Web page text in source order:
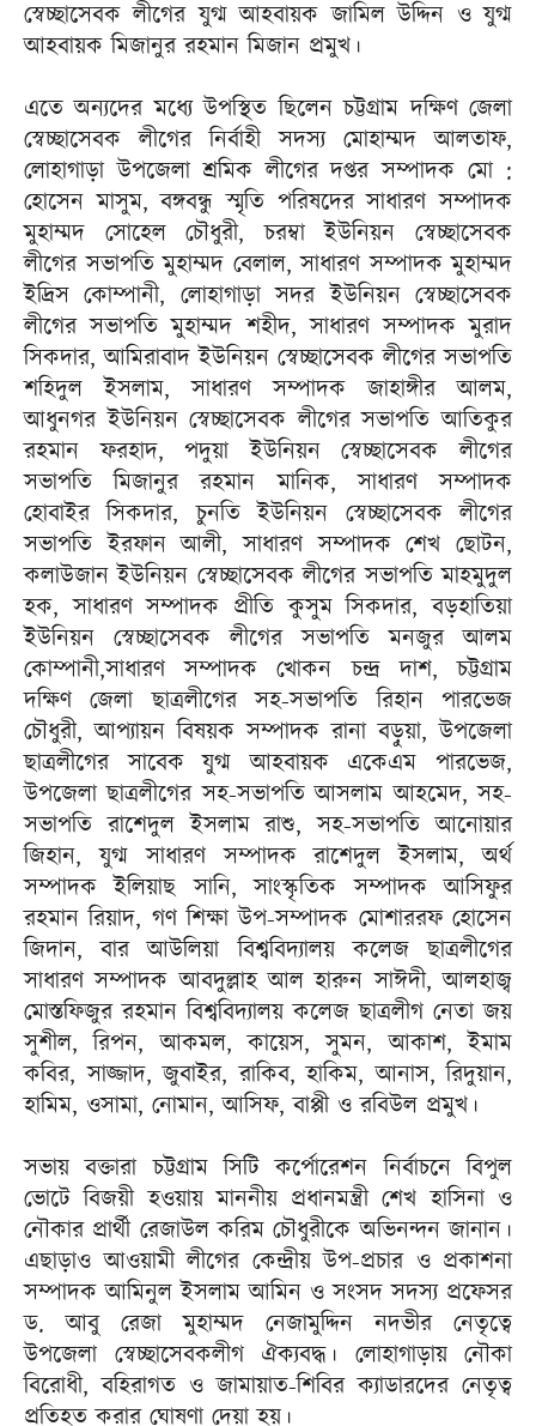
স্বেচ্ছাসেবক লীগের যুগ্ম আহবায়ক জামিল উদ্দিন ও যুগ্ম
আহবায়ক মিজানুর রহমান মিজান প্রমুখ।
এতে অন্যদের মধ্যে উপস্থিত ছিলেন চট্টগ্রাম দক্ষিণ জেলা
স্বেচ্ছাসেবক লীগের নির্বাহী সদস্য মোহাম্মদ আলতাফ,
লোহাগাড়া উপজেলা শ্রমিক লীগের দপ্তর সম্পাদক মো :
হোসেন মাসুম, বঙ্গবন্ধু স্মৃতি পরিষদের সাধারণ সম্পাদক
মুহাম্মদ সোহেল চৌধুরী, চরম্বা ইউনিয়ন স্বেচ্ছাসেবক
লীগের সভাপতি মুহাম্মদ বেলাল, সাধারণ সম্পাদক মুহাম্মদ
ইদ্রিস কোম্পানী, লোহাগাড়া সদর ইউনিয়ন স্বেচ্ছাসেবক
লীগের সভাপতি মুহাম্মদ শহীদ, সাধারণ সম্পাদক মুরাদ
সিকদার, আমিরাবাদ ইউনিয়ন স্বেচ্ছাসেবক লীগের সভাপতি
শহিদুল ইসলাম, সাধারণ সম্পাদক জাহাঙ্গীর আলম,
আধুনগর ইউনিয়ন স্বেচ্ছাসেবক লীগের সভাপতি আতিকুর
রহমান ফরহাদ, পদুয়া ইউনিয়ন স্বেচ্ছাসেবক লীগের
সভাপতি মিজানুর রহমান মানিক, সাধারণ সম্পাদক
হোবাইর সিকদার, চুনতি ইউনিয়ন স্বেচ্ছাসেবক লীগের
সভাপতি ইরফান আলী, সাধারণ সম্পাদক শেখ ছোটন,
কলাউজান ইউনিয়ন স্বেচ্ছাসেবক লীগের সভাপতি মাহমুদুল
হক, সাধারণ সম্পাদক প্রীতি কুসুম সিকদার, বড়হাতিয়া
ইউনিয়ন স্বেচ্ছাসেবক লীগের সভাপতি মনজুর আলম
কোম্পানী,সাধারণ সম্পাদক খোকন চন্দ্র দাশ, চট্টগ্রাম
দক্ষিণ জেলা ছাত্রলীগের সহ-সভাপতি রিহান পারভেজ
চৌধুরী, আপ্যায়ন বিষয়ক সম্পাদক রানা বড়ুয়া, উপজেলা
ছাত্রলীগের সাবেক যুগ্ম আহবায়ক একেএম পারভেজ,
উপজেলা ছাত্রলীগের সহ-সভাপতি আসলাম আহমেদ, সহ-
সভাপতি রাশেদুল ইসলাম রাশু, সহ-সভাপতি আনোয়ার
জিহান, যুগ্ম সাধারণ সম্পাদক রাশেদুল ইসলাম, অর্থ
সম্পাদক ইলিয়াছ সানি, সাংস্কৃতিক সম্পাদক আসিফুর
রহমান রিয়াদ, গণ শিক্ষা উপ-সম্পাদক মোশাররফ হোসেন
জিদান, বার আউলিয়া বিশ্ববিদ্যালয় কলেজ ছাত্রলীগের
সাধারণ সম্পাদক আবদুল্লাহ আল হারুন সাঈদী, আলহাজ্ব
মোস্তফিজুর রহমান বিশ্ববিদ্যালয় কলেজ ছাত্রলীগ নেতা জয়
সুশীল, রিপন, আকমল, কায়েস, সুমন, আকাশ, ইমাম
কবির, সাজ্জাদ, জুবাইর, রাকিব, হাকিম, আনাস, রিদুয়ান,
হামিম, ওসামা, নোমান, আসিফ, বাপ্পী ও রবিউল প্রমুখ।
সভায় বক্তারা চট্টগ্রাম সিটি কর্পোরেশন নির্বাচনে বিপুল
ভোটে বিজয়ী হওয়ায় মাননীয় প্রধানমন্ত্রী শেখ হাসিনা ও
নৌকার প্রার্থী রেজাউল করিম চৌধুরীকে অভিনন্দন জানান।
এছাড়াও আওয়ামী লীগের কেন্দ্রীয় উপ-প্রচার ও প্রকাশনা
সম্পাদক আমিনুল ইসলাম আমিন ও সংসদ সদস্য প্রফেসর
ড. আবু রেজা মুহাম্মদ নেজামুদ্দিন নদভীর নেতৃত্বে
উপজেলা স্বেচ্ছাসেবকলীগ ঐক্যবদ্ধ। লোহাগাড়ায় নৌকা
বিরোধী, বহিরাগত ও জামায়াত-শিবির ক্যাডারদের নেতৃত্ব
প্রতিহত করার ঘোষণা দেয়া হয়।